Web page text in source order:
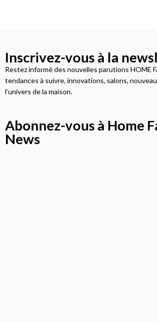
Inscrivez-vous à la
Restez informé des nouvelles parutions HOME
tendances à suivre, innovations, salons,
l’univers de la maison.
Abonnez-vous à Home
News